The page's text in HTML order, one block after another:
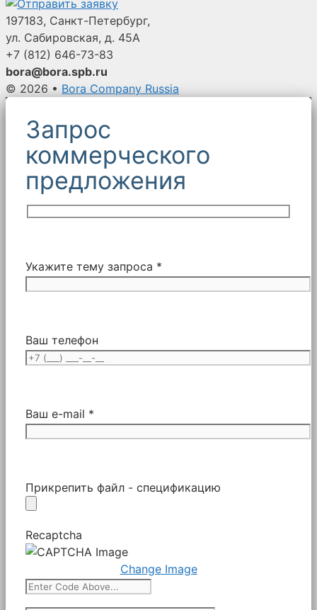
верхней
частью
Unimaster,
нижней
частью
с
швом
и
упрочняющим
покрытием.
Для
мешочных
и
197183, Санкт-Петербург,
ул. Сабировская, д. 45А
+7 (812) 646-73-83
bora@bora.spb.ru
© 2026 • Bora Company Russia
Запрос
коммерческого
предложения
Укажите тему запроса *
Ваш телефон
Ваш e-mail *
Прикрепить файл - спецификацию
Recaptcha
Change Image